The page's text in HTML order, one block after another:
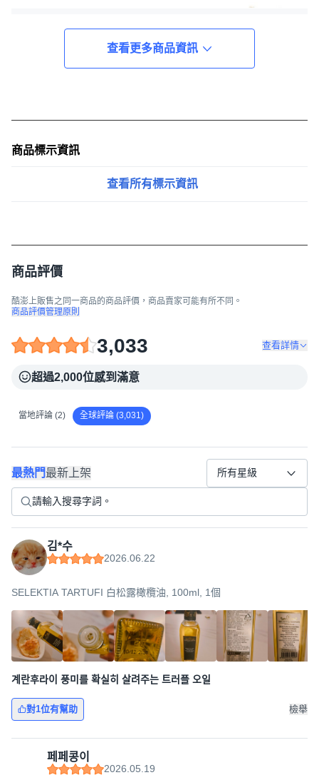
查看更多商品資訊
商品標示資訊
查看所有標示資訊
商品評價
酷澎上販售之同一商品的商品評價，商品賣家可能有所不同。
商品評價管理原則
3,033 查看詳情
超過2,000位感到滿意
當地評論 (2) 全球評論 (3,031)
最熱門最新上架 所有星級
김*수
2026.06.22
SELEKTIA TARTUFI 白松露橄欖油, 100ml, 1個
계란후라이 풍미를 확실히 살려주는 트러플 오일
對1位有幫助 檢舉
페페콩이
2026.05.19